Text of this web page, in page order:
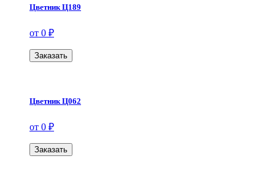
Цветник Ц189
от 0 ₽
Заказать
Цветник Ц062
от 0 ₽
Заказать